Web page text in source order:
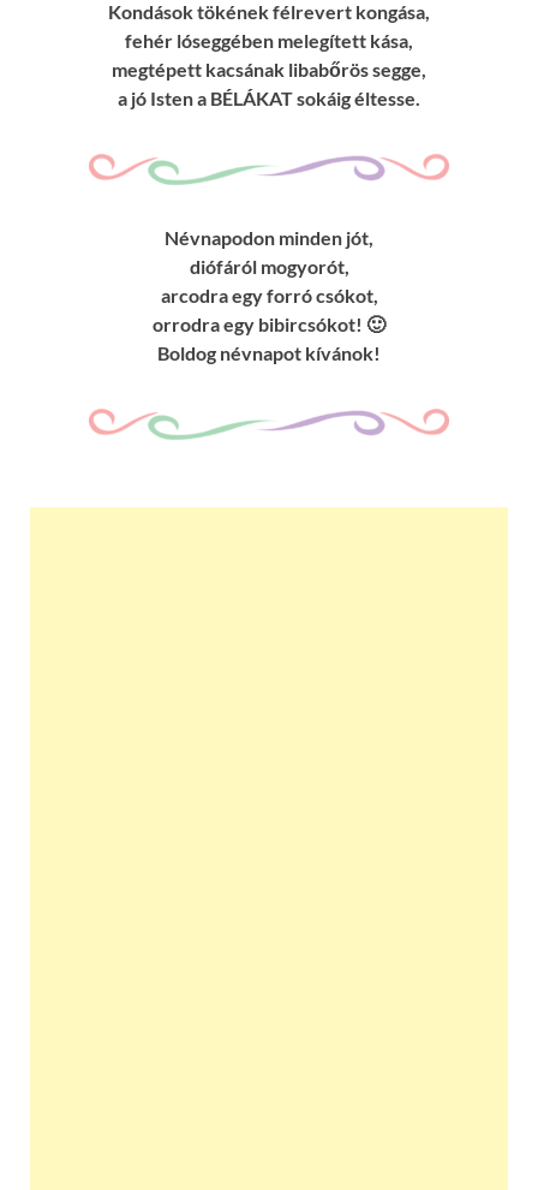
Kondások tökének félrevert kongása,
fehér lóseggében melegített kása,
megtépett kacsának libabőrös segge,
a jó Isten a BÉLÁKAT sokáig éltesse.
Névnapodon minden jót,
diófáról mogyorót,
arcodra egy forró csókot,
orrodra egy bibircsókot! 🙂
Boldog névnapot kívánok!